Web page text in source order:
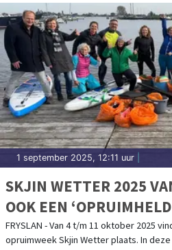
1 september 2025, 12:11 uur
SKJIN WETTER 2025
OOK EEN
FRYSLÂN SCHOON VAN
FRYSLAN - Van 4 t/m 11 oktober 2025
opruimweek Skjin Wetter plaats. In